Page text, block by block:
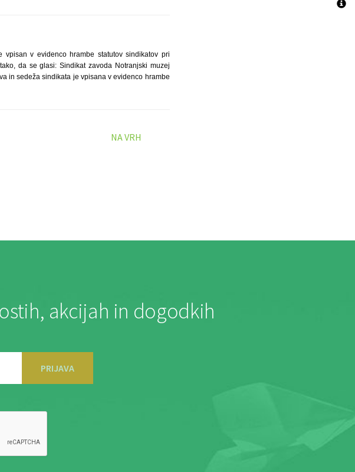
vpisan v evidenco hrambe statutov sindikatov pri
da se glasi: Sindikat zavoda Notranjski muzej
in sedeža sindikata je vpisana v evidenco hrambe
NA VRH
akcijah in dogodkih
PRIJAVA